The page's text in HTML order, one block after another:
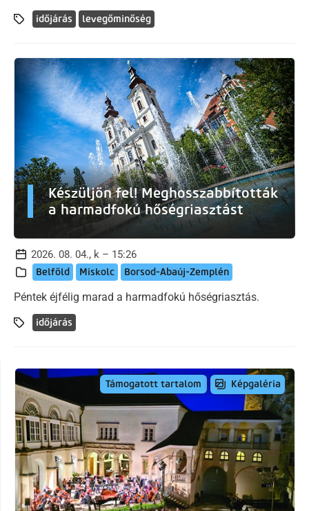
időjárás levegőminőség
Készüljön fel! Meghosszabbították
a harmadfokú hőségriasztást
2026. 08. 04., k – 15:26
Belföld Miskolc Borsod-Abaúj-Zemplén
Péntek éjfélig marad a harmadfokú hőségriasztás.
időjárás
Támogatott tartalom Képgaléria